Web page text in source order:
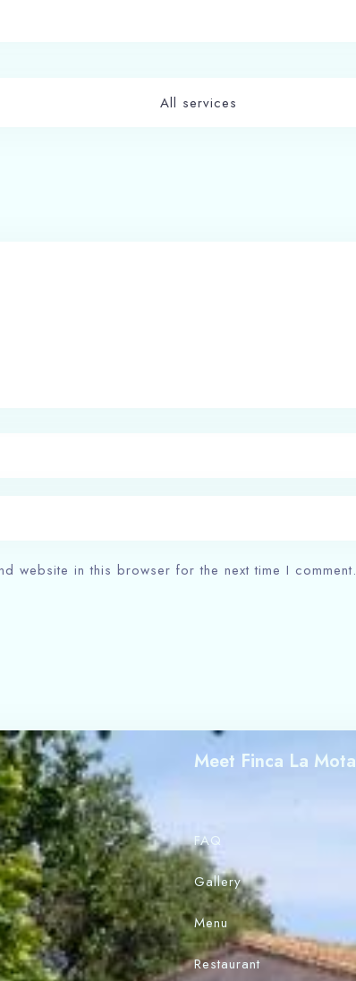
All services
website in this browser for the next time I comment.
Meet Finca La Mota
FAQ
Gallery
Menu
Restaurant